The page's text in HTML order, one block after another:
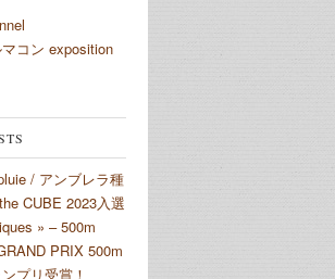
コン exposition
/ アンブレラ種
CUBE 2023入選
» – 500m
PRIX 500m
プリ受賞！